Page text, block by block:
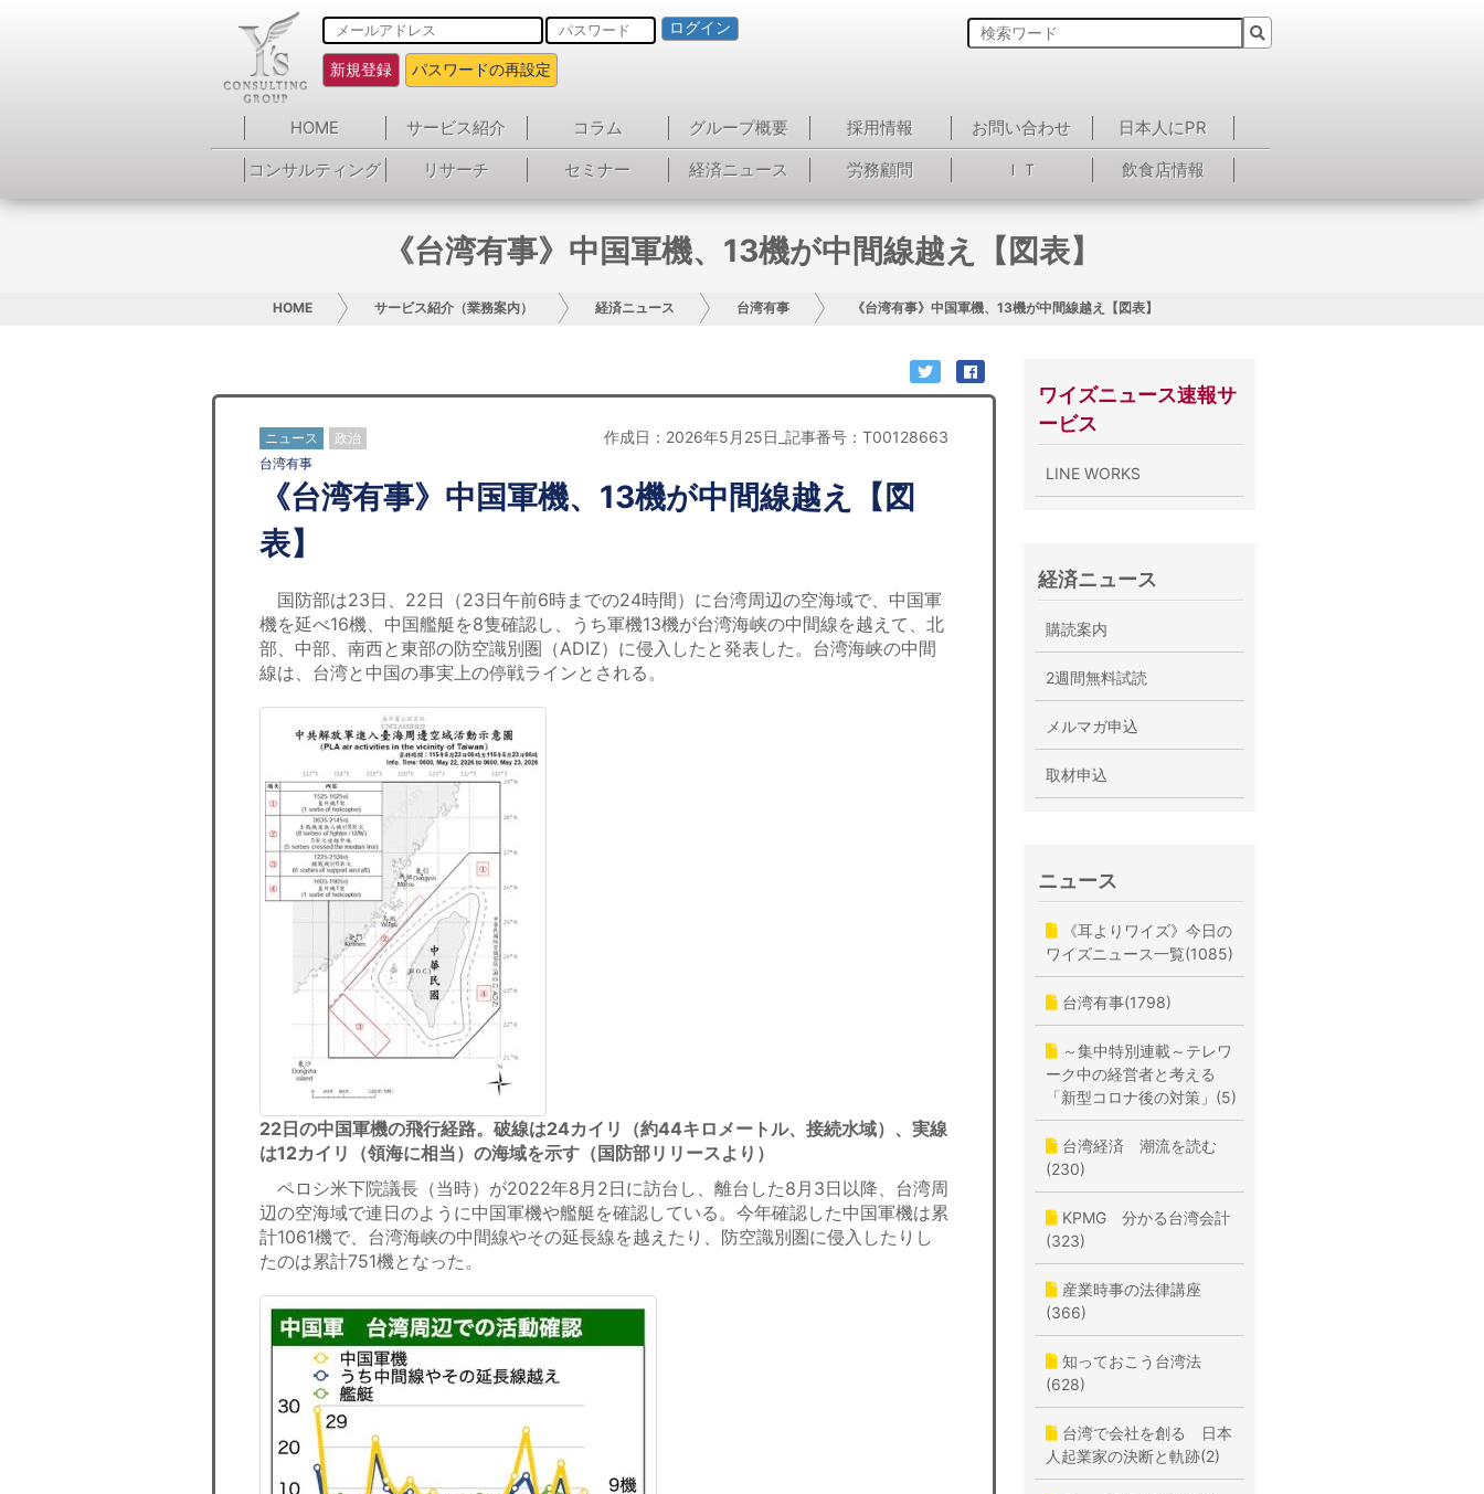
ログイン
新規登録 パスワードの再設定
HOME サービス紹介 コラム グループ概要 採用情報 お問い合わせ
日本人にPR
コンサルティング
リサーチ セミナー 経済ニュース 労務顧問 ＩＴ 飲食店情報
《台湾有事》中国軍機、13機が中間線越え【図表】
HOME サービス紹介（業務案内） 経済ニュース 台湾有事 《台湾有事》中国軍機、13機が中間線越え【図表】
ニュース 政治 作成日：2026年5月25日_記事番号：T00128663
台湾有事
《台湾有事》中国軍機、13機が中間線越え【図
表】
国防部は23日、22日（23日午前6時までの24時間）に台湾周辺の空海域で、中国軍
機を延べ16機、中国艦艇を8隻確認し、うち軍機13機が台湾海峡の中間線を越えて、北
部、中部、南西と東部の防空識別圏（ADIZ）に侵入したと発表した。台湾海峡の中間
線は、台湾と中国の事実上の停戦ラインとされる。
22日の中国軍機の飛行経路。破線は24カイリ（約44キロメートル、接続水域）、実線
は12カイリ（領海に相当）の海域を示す（国防部リリースより）
ペロシ米下院議長（当時）が2022年8月2日に訪台し、離台した8月3日以降、台湾周
辺の空海域で連日のように中国軍機や艦艇を確認している。今年確認した中国軍機は累
計1061機で、台湾海峡の中間線やその延長線を越えたり、防空識別圏に侵入したりし
たのは累計751機となった。
ワイズニュース速報サ
ービス
LINE WORKS
経済ニュース
購読案内
2週間無料試読
メルマガ申込
取材申込
ニュース
《耳よりワイズ》今日の
ワイズニュース一覧(1085)
台湾有事(1798)
～集中特別連載～テレワ
ーク中の経営者と考える
「新型コロナ後の対策」(5)
台湾経済 潮流を読む
(230)
KPMG 分かる台湾会計
(323)
産業時事の法律講座
(366)
知っておこう台湾法
(628)
台湾で会社を創る 日本
人起業家の決断と軌跡(2)